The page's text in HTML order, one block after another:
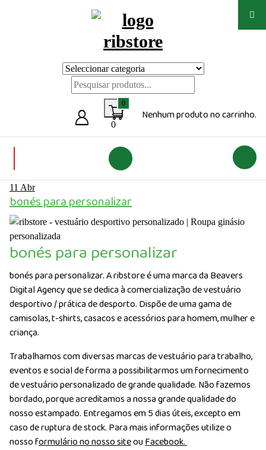
0
0
Nenhum produto no carrinho.
11 Abr
bonés para personalizar
bonés para personalizar
bonés para personalizar. A ribstore é uma marca da Beavers
Digital Agency que se dedica à comercialização de vestuário
desportivo / prática de desporto. Dispõe de uma gama de
camisolas, t-shirts, casacos e acessórios para homem, mulher e
criança.
Trabalhamos com diversas marcas de vestuário para trabalho,
eventos e social de forma a possibilitarmos um fornecimento
de vestuário personalizado de grande qualidade. Não fazemos
bordado, porque acreditamos a nossa grande qualidade do
nosso estampado. Entregamos em 5 dias úteis, excepto em
caso de ruptura de stock. Para mais informações utilize o
nosso formulário no nosso siteouFacebook.